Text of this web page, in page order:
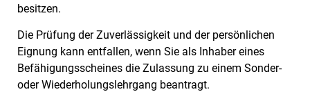
besitzen.
Die Prüfung der Zuverlässigkeit und der persönlichen
Eignung kann entfallen, wenn Sie als Inhaber eines
Befähigungsscheines die Zulassung zu einem Sonder-
oder Wiederholungslehrgang beantragt.